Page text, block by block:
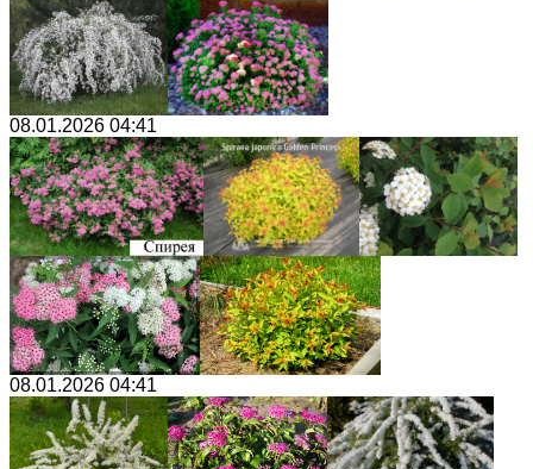
08.01.2026 04:41
08.01.2026 04:41